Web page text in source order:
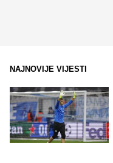
NAJNOVIJE VIJESTI